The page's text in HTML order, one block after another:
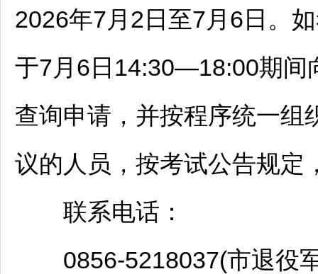
2026年7月2日至7月6日。
于7月6日14:30—18:00期间
查询申请，并按程序统一组
议的人员，按考试公告规定
联系电话：
0856-5218037(市退役